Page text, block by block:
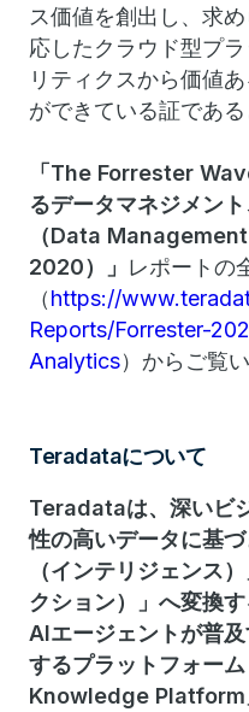
ス価値を創出し、求
応したクラウド型プ
リティクスから価値
ができている証である
「 The Forrester
るデータマネジメント
（Data
2020）」 レポートの
（https://
Reports/Forrester-
Analytics）からご覧
Teradataについて
Teradataは、深いビ
性の高いデータに基
（インテリジェンス
クション）」へ変換
AIエージェントが普
するプラットフォー
Knowledge Platform